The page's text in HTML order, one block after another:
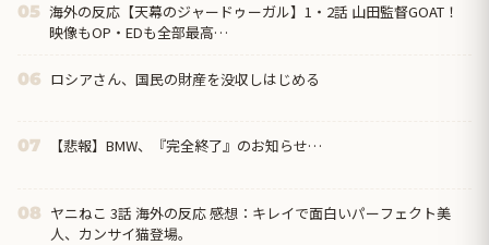
05 海外の反応【天幕のジャードゥーガル】1・2話 山田監督GOAT！
映像もOP・EDも全部最高…
06 ロシアさん、国民の財産を没収しはじめる
07 【悲報】BMW、『完全終了』のお知らせ…
08 ヤニねこ 3話 海外の反応 感想：キレイで面白いパーフェクト美
人、カンサイ猫登場。